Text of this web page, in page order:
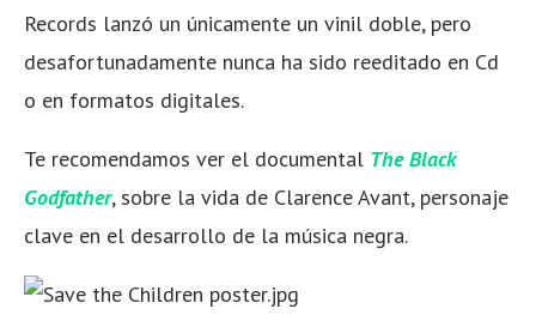
Records lanzó un únicamente un vinil doble, pero
desafortunadamente nunca ha sido reeditado en Cd
o en formatos digitales.
Te recomendamos ver el documental The Black
Godfather, sobre la vida de Clarence Avant, personaje
clave en el desarrollo de la música negra.